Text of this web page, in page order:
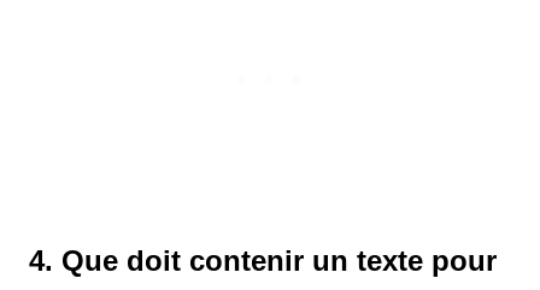
4. Que doit contenir un texte pour